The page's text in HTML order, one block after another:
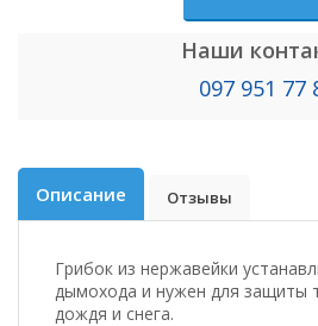
Наши
097 951 77
Описание Отзывы
Грибок из нержавейки
дымохода и нужен для защиты
дождя и снега.